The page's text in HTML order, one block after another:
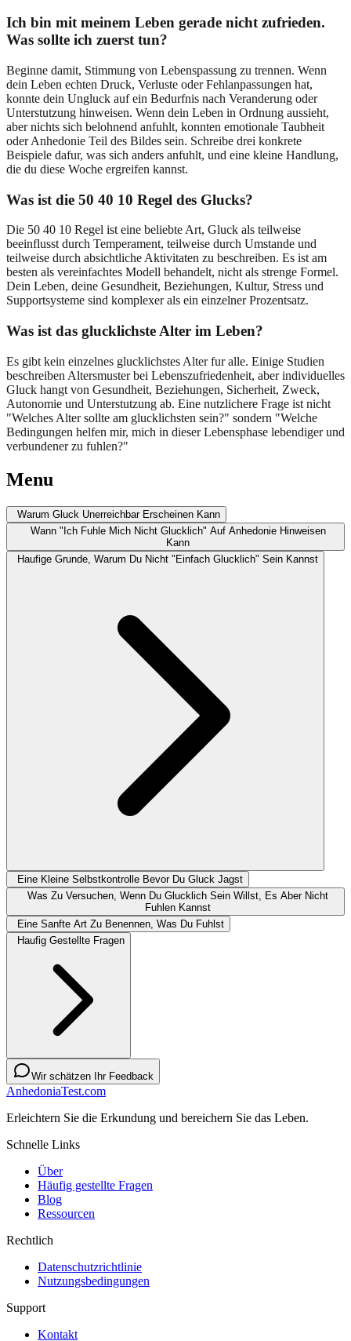
Ich bin mit meinem Leben gerade nicht zufrieden.
Was sollte ich zuerst tun?
Beginne damit, Stimmung von Lebenspassung zu trennen. Wenn
dein Leben echten Druck, Verluste oder Fehlanpassungen hat,
konnte dein Ungluck auf ein Bedurfnis nach Veranderung oder
Unterstutzung hinweisen. Wenn dein Leben in Ordnung aussieht,
aber nichts sich belohnend anfuhlt, konnten emotionale Taubheit
oder Anhedonie Teil des Bildes sein. Schreibe drei konkrete
Beispiele dafur, was sich anders anfuhlt, und eine kleine Handlung,
die du diese Woche ergreifen kannst.
Was ist die 50 40 10 Regel des Glucks?
Die 50 40 10 Regel ist eine beliebte Art, Gluck als teilweise
beeinflusst durch Temperament, teilweise durch Umstande und
teilweise durch absichtliche Aktivitaten zu beschreiben. Es ist am
besten als vereinfachtes Modell behandelt, nicht als strenge Formel.
Dein Leben, deine Gesundheit, Beziehungen, Kultur, Stress und
Supportsysteme sind komplexer als ein einzelner Prozentsatz.
Was ist das glucklichste Alter im Leben?
Es gibt kein einzelnes glucklichstes Alter fur alle. Einige Studien
beschreiben Altersmuster bei Lebenszufriedenheit, aber individuelles
Gluck hangt von Gesundheit, Beziehungen, Sicherheit, Zweck,
Autonomie und Unterstutzung ab. Eine nutzlichere Frage ist nicht
"Welches Alter sollte am glucklichsten sein?" sondern "Welche
Bedingungen helfen mir, mich in dieser Lebensphase lebendiger und
verbundener zu fuhlen?"
Menu
Warum Gluck Unerreichbar Erscheinen Kann
Wann "Ich Fuhle Mich Nicht Glucklich" Auf Anhedonie Hinweisen
Kann
Haufige Grunde, Warum Du Nicht "Einfach Glucklich" Sein Kannst
Eine Kleine Selbstkontrolle Bevor Du Gluck Jagst
Was Zu Versuchen, Wenn Du Glucklich Sein Willst, Es Aber Nicht
Fuhlen Kannst
Eine Sanfte Art Zu Benennen, Was Du Fuhlst
Haufig Gestellte Fragen
Wir schätzen Ihr Feedback
AnhedoniaTest.com
Erleichtern Sie die Erkundung und bereichern Sie das Leben.
Schnelle Links
Über
Häufig gestellte Fragen
Blog
Ressourcen
Rechtlich
Datenschutzrichtlinie
Nutzungsbedingungen
Support
Kontakt